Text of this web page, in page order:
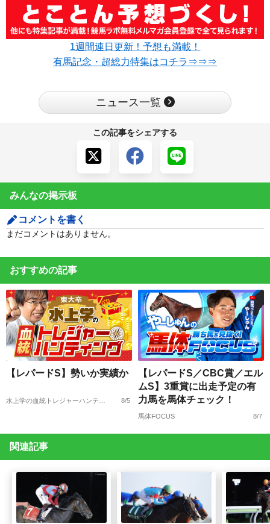
1週間連日更新！予想も満載！
有馬記念・超総力特集はコチラ⇒⇒⇒
ニュース一覧
この記事をシェアする
みんなの掲示板
コメントを書く
まだコメントはありません。
おすすめの記事
【レパードS】勢いか実績か
8/5
【レパードS／CBC賞／エル
ムS】3重賞に出走予定の有
力馬を馬体チェック！
馬体FOCUS 8/7
関連記事